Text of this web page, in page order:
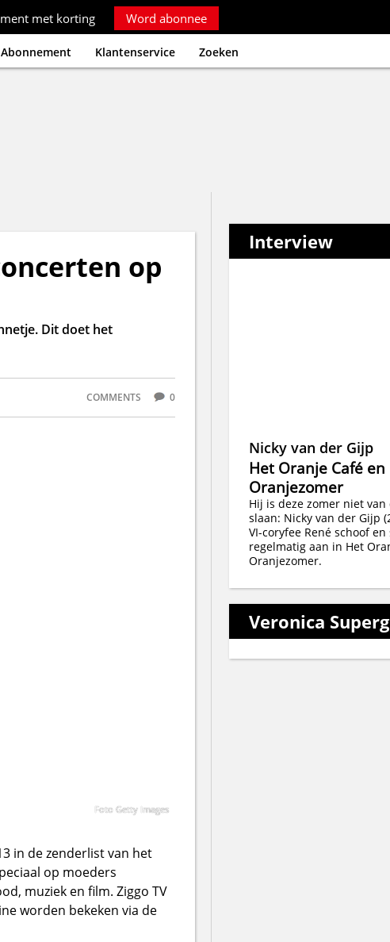
met korting Word abonnee
Abonnement Klantenservice Zoeken
op
Dit doet het
COMMENTS 0
Foto Getty Images
in de zenderlist van het
op moeders
muziek en film. Ziggo TV
worden bekeken via de
Interview
Nicky van der Gijp
Het Oranje Café en
Oranjezomer
Hij is deze zomer niet
slaan: Nicky van der Gijp
VI-coryfee René schoof
regelmatig aan in Het
Oranjezomer.
Veronica